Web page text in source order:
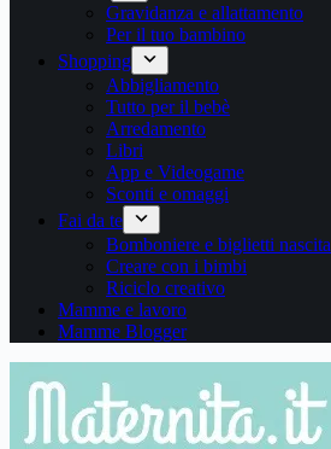
Gravidanza e allattamento
Per il tuo bambino
Shopping
Abbigliamento
Tutto per il bebè
Arredamento
Libri
App e Videogame
Sconti e omaggi
Fai da te
Bomboniere e biglietti nascita
Creare con i bimbi
Riciclo creativo
Mamme e lavoro
Mamme Blogger